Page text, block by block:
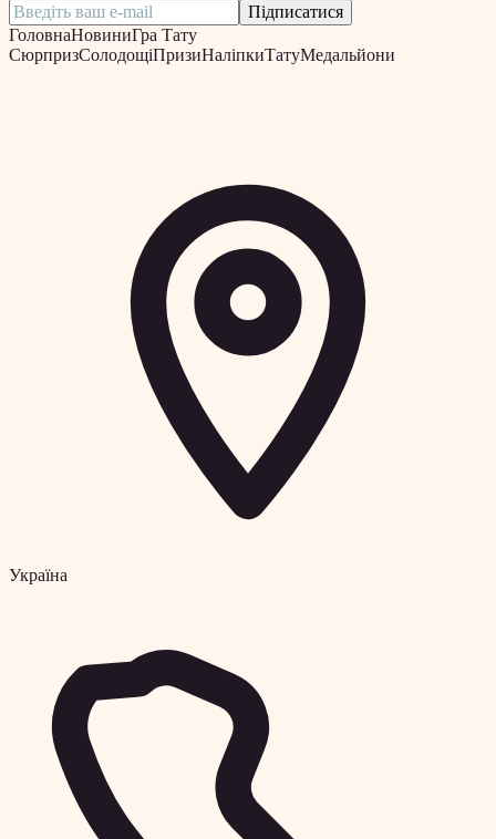
Підписатися
ГоловнаНовиниГра Тату
СюрпризСолодощіПризиНаліпкиТатуМедальйони
Україна